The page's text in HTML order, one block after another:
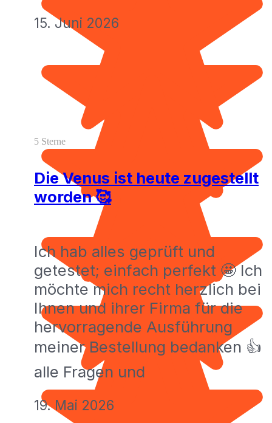
15. Juni 2026
5 Sterne
Die Venus ist heute zugestellt
worden 🥰
Ich hab alles geprüft und
getestet; einfach perfekt 🤩 Ich
möchte mich recht herzlich bei
Ihnen und ihrer Firma für die
hervorragende Ausführung
meiner Bestellung bedanken 👍
alle Fragen und
19. Mai 2026